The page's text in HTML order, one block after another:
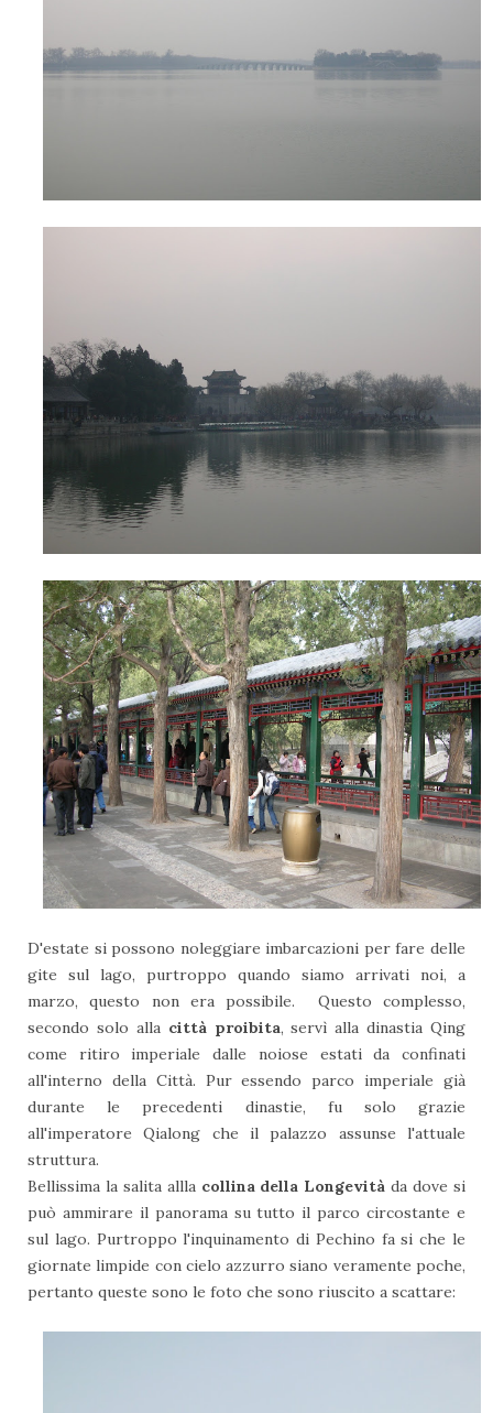
D'estate si possono noleggiare imbarcazioni per fare delle
gite sul lago, purtroppo quando siamo arrivati noi, a
marzo, questo non era possibile. Questo complesso,
secondo solo alla città proibita, servì alla dinastia Qing
come ritiro imperiale dalle noiose estati da confinati
all'interno della Città. Pur essendo parco imperiale già
durante le precedenti dinastie, fu solo grazie
all'imperatore Qialong che il palazzo assunse l'attuale
struttura.
Bellissima la salita allla collina della Longevitàda dove si
può ammirare il panorama su tutto il parco circostante e
sul lago. Purtroppo l'inquinamento di Pechino fa si che le
giornate limpide con cielo azzurro siano veramente poche,
pertanto queste sono le foto che sono riuscito a scattare: